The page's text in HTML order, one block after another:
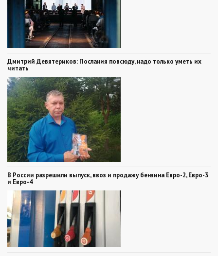
Дмитрий Девятериков: Послания повсюду, надо только уметь их
читать
В России разрешили выпуск, ввоз и продажу бензина Евро-2, Евро-3
и Евро-4